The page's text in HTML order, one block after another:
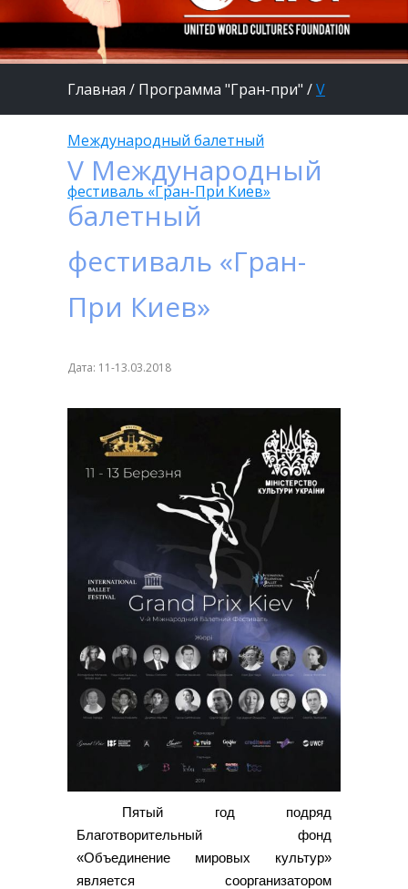
Главная / Программа "Гран-при" /V
Международный балетный
фестиваль «Гран-При Киев»
V Международный
балетный
фестиваль «Гран-
При Киев»
Дата: 11-13.03.2018
Пятый год подряд
Благотворительный фонд
«Объединение мировых культур»
является соорганизатором